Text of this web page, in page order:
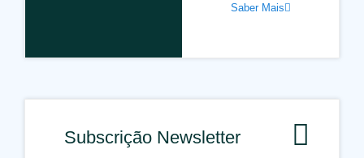
Saber Mais
Subscrição Newsletter